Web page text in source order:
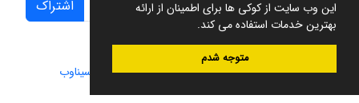
این وب سایت از کوکی ها برای اطمینان از ارائه
بهترین خدمات استفاده می کند.
متوجه شدم
اشتراک
سامانه مدیریت نشریات علمی.طراحی و پیاده سازی از سیناوب